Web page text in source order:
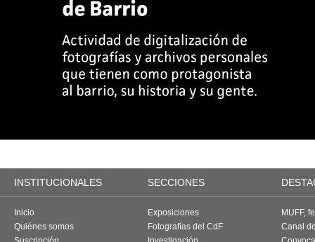
INSTITUCIONALES SECCIONES
Inicio
Quiénes somos
Exposiciones
Fotografías del CdF
MUFF,
Canal